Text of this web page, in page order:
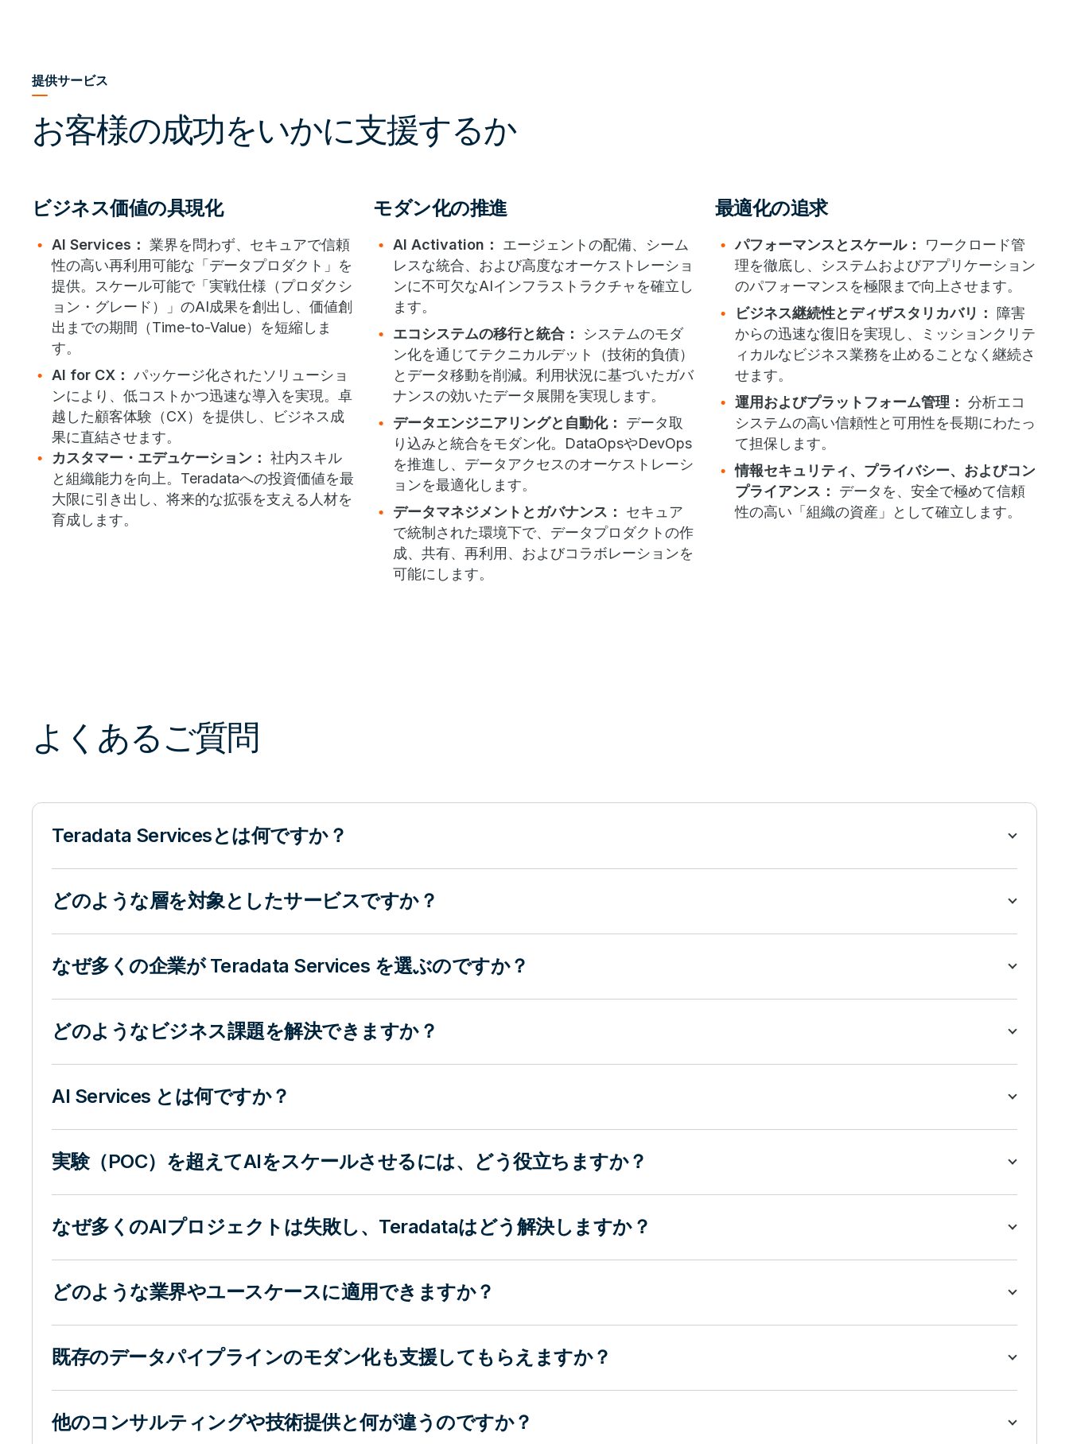
提供サービス
お客様の成功をいかに支援するか
ビジネス価値の具現化
AI Services： 業界を問わず、セキュアで信頼
性の高い再利用可能な「データプロダクト」を
提供。スケール可能で「実戦仕様（プロダクシ
ョン・グレード）」のAI成果を創出し、価値創
出までの期間（Time-to-Value）を短縮しま
す。
AI for CX： パッケージ化されたソリューショ
ンにより、低コストかつ迅速な導入を実現。卓
越した顧客体験（CX）を提供し、ビジネス成
果に直結させます。
カスタマー・エデュケーション： 社内スキル
と組織能力を向上。Teradataへの投資価値を最
大限に引き出し、将来的な拡張を支える人材を
育成します。
モダン化の推進
AI Activation：
エージェントの配備、シーム
レスな統合、および高度なオーケストレーショ
ンに不可欠なAIインフラストラクチャを確立し
ます。
エコシステムの移行と統合：
システムのモダ
ン化を通じてテクニカルデット（技術的負債）
とデータ移動を削減。利用状況に基づいたガバ
ナンスの効いたデータ展開を実現します。
データエンジニアリングと自動化：
データ取
り込みと統合をモダン化。DataOpsやDevOps
を推進し、データアクセスのオーケストレーシ
ョンを最適化します。
データマネジメントとガバナンス：
セキュア
で統制された環境下で、データプロダクトの作
成、共有、再利用、およびコラボレーションを
可能にします。
最適化の追求
パフォーマンスとスケール：
ワークロード管
理を徹底し、システムおよびアプリケーション
のパフォーマンスを極限まで向上させます。
ビジネス継続性とディザスタリカバリ：
障害
からの迅速な復旧を実現し、ミッションクリテ
ィカルなビジネス業務を止めることなく継続さ
せます。
運用およびプラットフォーム管理： 分析エコ
システムの高い信頼性と可用性を長期にわたっ
て担保します。
情報セキュリティ、プライバシー、およびコン
プライアンス：
データを、安全で極めて信頼
性の高い「組織の資産」として確立します。
よくあるご質問
Teradata Servicesとは何ですか？
どのような層を対象としたサービスですか？
なぜ多くの企業が Teradata Services を選ぶのですか？
どのようなビジネス課題を解決できますか？
AI Services とは何ですか？
実験（POC）を超えてAIをスケールさせるには、どう役立ちますか？
なぜ多くのAIプロジェクトは失敗し、Teradataはどう解決しますか？
どのような業界やユースケースに適用できますか？
既存のデータパイプラインのモダン化も支援してもらえますか？
他のコンサルティングや技術提供と何が違うのですか？